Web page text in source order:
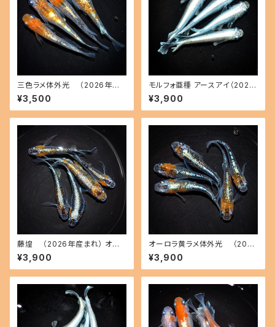
三色ラメ体外光 （2026年産
まれ） オス2 メス2(現物出品) ik
ahoff A-0714-51290-a
¥3,500
モルフォ亜種 アースアイ（2026
年産まれ） オス2 メス2(現物出
品) ikahoff C-0801-51496-
a
¥3,900
藤煌 （2026年産まれ） オス2
メス3(現物出品) ikahoff B-0
717-51313-a
¥3,900
オーロラ黄ラメ体外光 （2026
年産まれ） オス2 メス3(現物出
品) ikahoff A-0802-51513-
a
¥3,900